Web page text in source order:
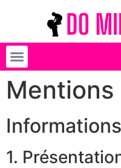
Mentions
1.